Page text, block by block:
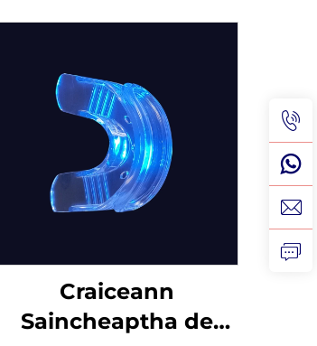
Craiceann
Saincheaptha de